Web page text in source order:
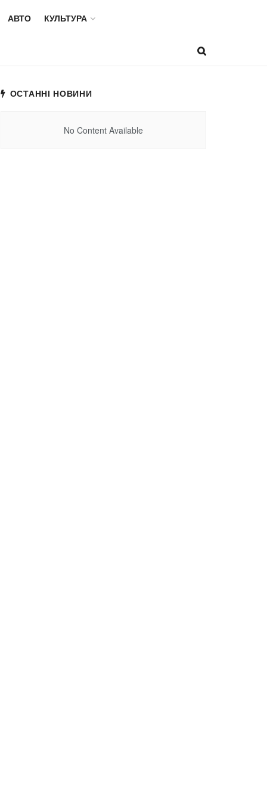
АВТО КУЛЬТУРА
ОСТАННІ НОВИНИ
No Content Available